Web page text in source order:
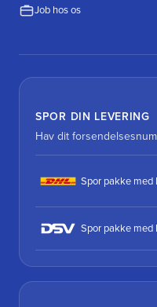
Job hos os
SPOR DIN LEVERING
Hav dit
Spor pakke med
Spor pakke med